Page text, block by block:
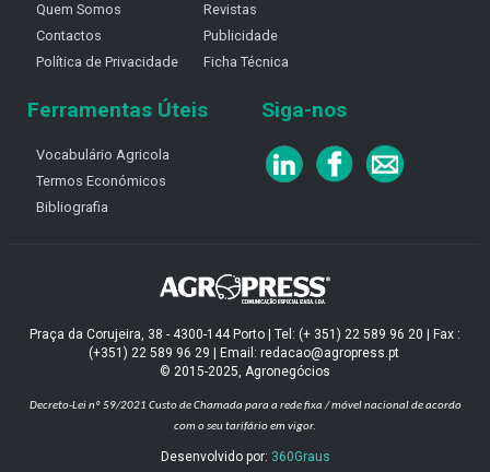
Quem Somos
Contactos
Política de Privacidade
Revistas
Publicidade
Ficha Técnica
Ferramentas Úteis
Vocabulário Agricola
Termos Económicos
Bibliografia
Siga-nos
Praça da Corujeira, 38 - 4300-144 Porto | Tel: (+ 351) 22 589 96 20 | Fax :
(+351) 22 589 96 29 | Email: redacao@agropress.pt
© 2015-2025, Agronegócios
Decreto-Lei nº 59/2021 Custo de Chamada para a rede fixa / móvel nacional de acordo
com o seu tarifário em vigor.
Desenvolvido por: 360Graus